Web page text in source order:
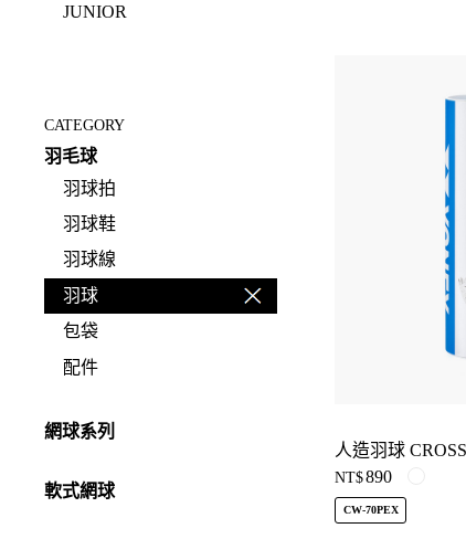
人造羽球
NT$890
CW-70PEX
JUNIOR
CATEGORY
羽毛球
羽球拍
羽球鞋
羽球線
羽球
包袋
配件
網球系列
軟式網球